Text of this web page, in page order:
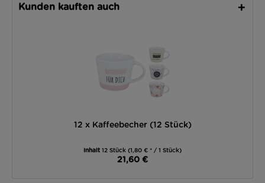
Kunden kauften auch
12 x Kaffeebecher (12 Stück)
Inhalt 12 Stück (1,80 € * / 1 Stück)
21,60 €